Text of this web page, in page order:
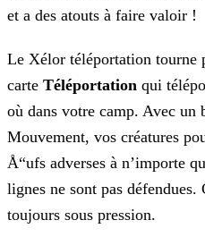
et a des atouts à faire valoir !
Le Xélor téléportation tourne
carte Téléportation qui
où dans votre camp. Avec un
Mouvement, vos créatures
Å“ufs adverses à n’importe
lignes ne sont pas
toujours sous pression.